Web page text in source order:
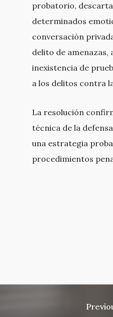
probatorio,
determinados
conversación
delito de amenazas,
inexistencia de
a los delitos contra
La resolución
técnica de la
una estrategia
procedimientos